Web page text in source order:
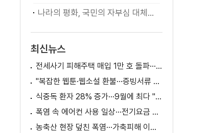
나라의 평화, 국민의 자부심 대체불가 대한민국 이재명 대통령 모두말씀
최신뉴스
전세사기 피해주택 매입 1만 호 돌파···피해 지원 속도
"복잡한 웹툰·웹소설 환불···증빙서류 요구까지"
식중독 환자 28% 증가···9월에 최다 "입추 방심 금물"
폭염 속 에어컨 사용 일상···전기요금 줄이려면?
농축산 현장 덮친 폭염···가축피해 이틀 새 28만 마리↑